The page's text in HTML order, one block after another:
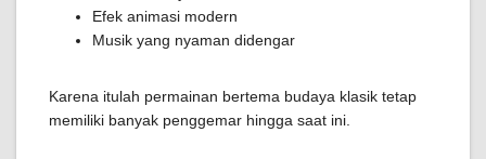
Efek animasi modern
Musik yang nyaman didengar
Karena itulah permainan bertema budaya klasik tetap
memiliki banyak penggemar hingga saat ini.